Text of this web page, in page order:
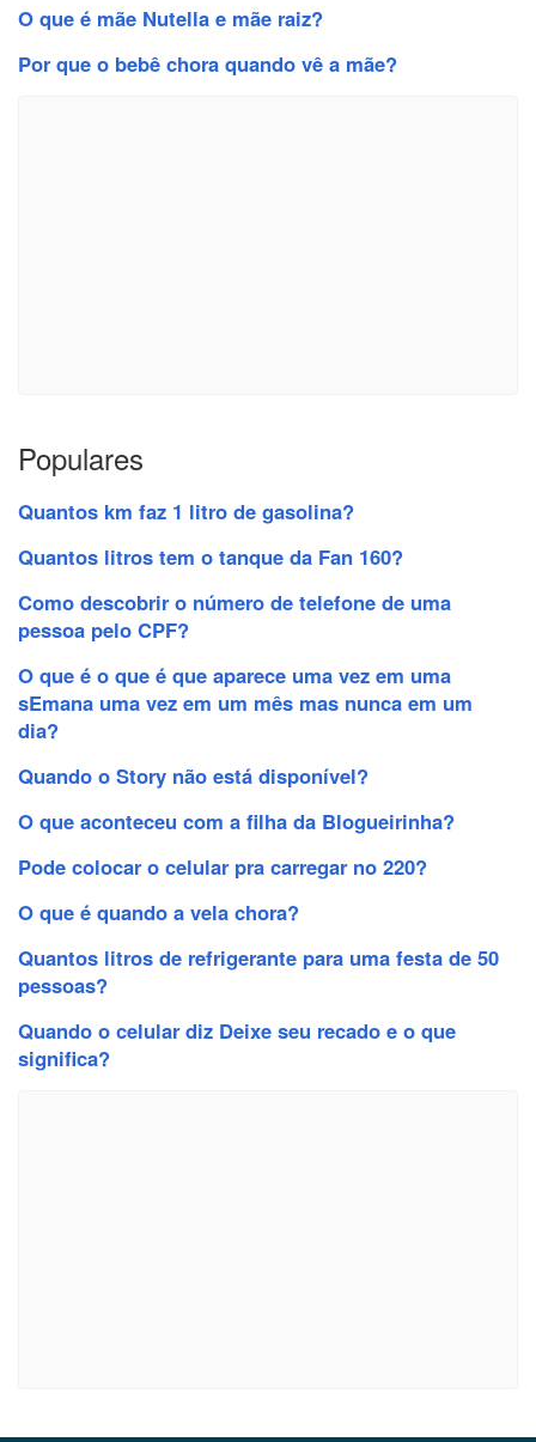
O que é mãe Nutella e mãe raiz?
Por que o bebê chora quando vê a mãe?
Populares
Quantos km faz 1 litro de gasolina?
Quantos litros tem o tanque da Fan 160?
Como descobrir o número de telefone de uma
pessoa pelo CPF?
O que é o que é que aparece uma vez em uma
sEmana uma vez em um mês mas nunca em um
dia?
Quando o Story não está disponível?
O que aconteceu com a filha da Blogueirinha?
Pode colocar o celular pra carregar no 220?
O que é quando a vela chora?
Quantos litros de refrigerante para uma festa de 50
pessoas?
Quando o celular diz Deixe seu recado e o que
significa?